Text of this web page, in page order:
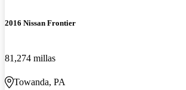
2016 Nissan Frontier
81,274 millas
Towanda, PA